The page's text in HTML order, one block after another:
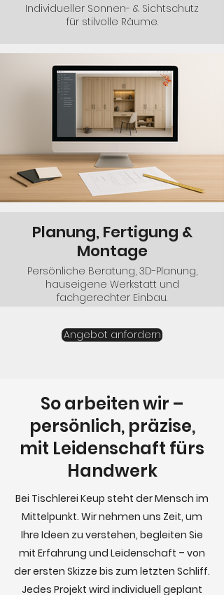
Individueller Sonnen- & Sichtschutz
für stilvolle Räume.
Planung, Fertigung &
Montage
Persönliche Beratung, 3D-Planung,
hauseigene Werkstatt und
fachgerechter Einbau.
Angebot anfordern
So arbeiten wir –
persönlich, präzise,
mit Leidenschaft fürs
Handwerk
Bei Tischlerei Keup steht der Mensch im
Mittelpunkt. Wir nehmen uns Zeit, um
Ihre Ideen zu verstehen, begleiten Sie
mit Erfahrung und Leidenschaft – von
der ersten Skizze bis zum letzten Schliff.
Jedes Projekt wird individuell geplant